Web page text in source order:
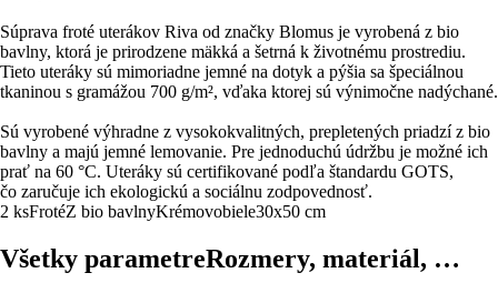
Súprava froté uterákov Riva od značky Blomus je vyrobená z bio
bavlny, ktorá je prirodzene mäkká a šetrná k životnému prostrediu.
Tieto uteráky sú mimoriadne jemné na dotyk a pýšia sa špeciálnou
tkaninou s gramážou 700 g/m², vďaka ktorej sú výnimočne nadýchané.
Sú vyrobené výhradne z vysokokvalitných, prepletených priadzí z bio
bavlny a majú jemné lemovanie. Pre jednoduchú údržbu je možné ich
prať na 60 °C. Uteráky sú certifikované podľa štandardu GOTS,
čo zaručuje ich ekologickú a sociálnu zodpovednosť.
2 ksFrotéZ bio bavlnyKrémovobiele30x50 cm
Všetky parametreRozmery, materiál, …